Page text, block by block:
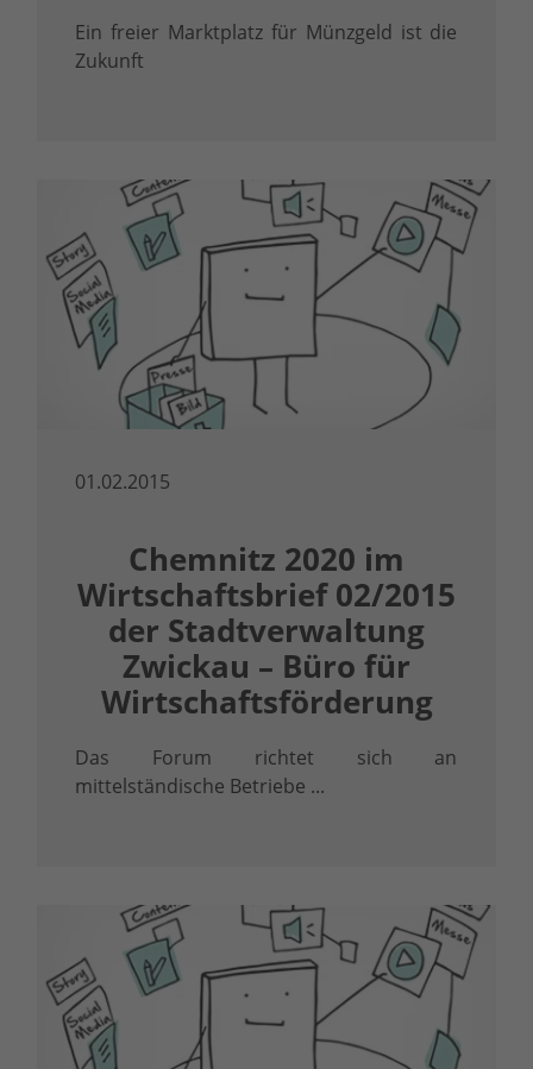
Ein freier Marktplatz für Münzgeld ist die
Zukunft
01.02.2015
Chemnitz 2020 im
Wirtschaftsbrief 02/2015
der Stadtverwaltung
Zwickau – Büro für
Wirtschaftsförderung
Das Forum richtet sich an
mittelständische Betriebe ...